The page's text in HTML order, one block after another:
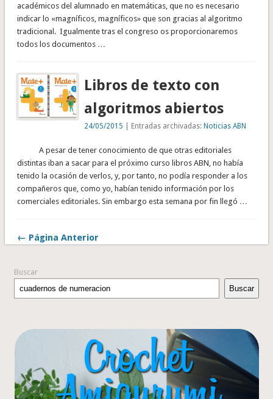
académicos del alumnado en matemáticas, que no es necesario
indicar lo «magníficos, magníficos» que son gracias al algoritmo
tradicional. Igualmente tras el congreso os proporcionaremos
todos los documentos …
Libros de texto con
algoritmos abiertos
24/05/2015 | Entradas archivadas:Noticias ABN
A pesar de tener conocimiento de que otras editoriales
distintas iban a sacar para el próximo curso libros ABN, no había
tenido la ocasión de verlos, y, por tanto, no podía responder a los
compañeros que, como yo, habían tenido información por los
comerciales editoriales. Sin embargo esta semana por fin llegó …
← Página Anterior
Buscar
Buscar